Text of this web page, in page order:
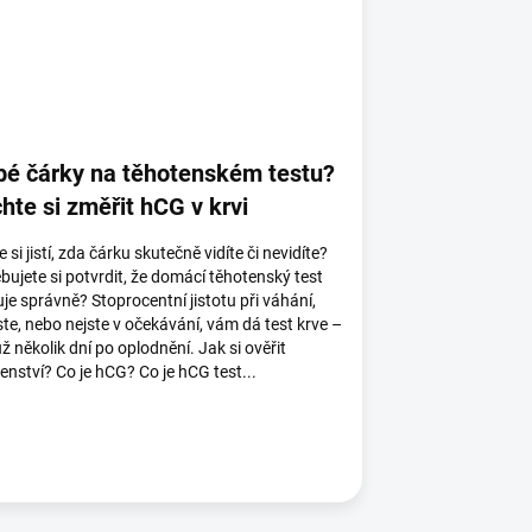
čárky na těhotenském testu?
si změřit hCG v krvi
si jistí, zda čárku skutečně vidíte či nevidíte?
si potvrdit, že domácí těhotenský test
správně? Stoprocentní jistotu při váhání,
nebo nejste v očekávání, vám dá test krve –
několik dní po oplodnění. Jak si ověřit
Co je hCG? Co je hCG test...